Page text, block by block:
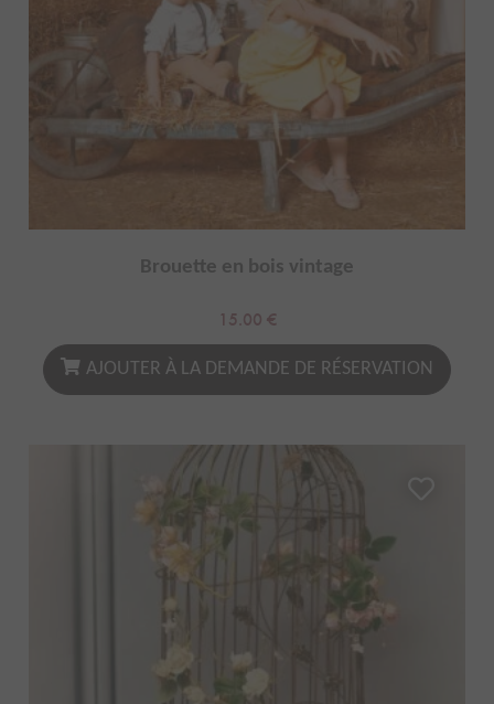
Brouette en bois vintage
15.00 €
AJOUTER À LA DEMANDE DE RÉSERVATION